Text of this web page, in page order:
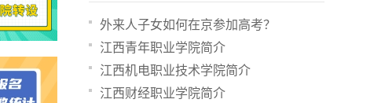
外来人子女如何在京参加高考？
江西青年职业学院简介
江西机电职业技术学院简介
江西财经职业学院简介